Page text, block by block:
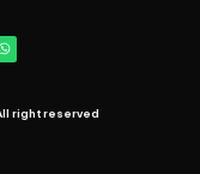
right reserved